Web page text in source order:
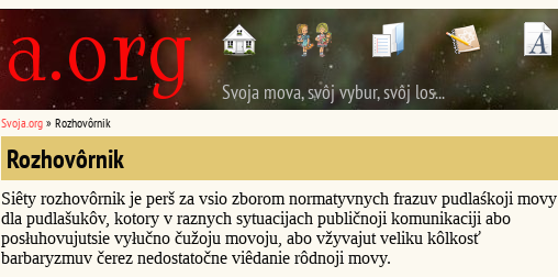
Svoja mova, svôj vybur, svôj los...
Svoja.org » Rozhovôrnik
Rozhovôrnik
Siêty rozhovôrnik je perš za vsio zborom normatyvnych frazuv pudlaśkoji movy
dla pudlašukôv, kotory v raznych sytuacijach publičnoji komunikaciji abo
posłuhovujutsie vyłučno čužoju movoju, abo vžyvajut veliku kôlkosť
barbaryzmuv čerez nedostatočne viêdanie rôdnoji movy.